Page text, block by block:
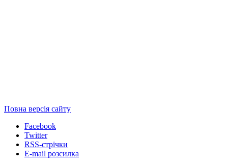
Повна версія сайту
Facebook
Twitter
RSS-стрічки
E-mail розсилка